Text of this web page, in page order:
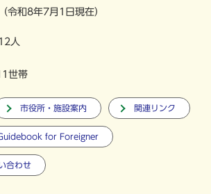
（令和8年7月1日現在）
人
世帯
市役所・施設案内 関連リンク
for Foreigner
合わせ